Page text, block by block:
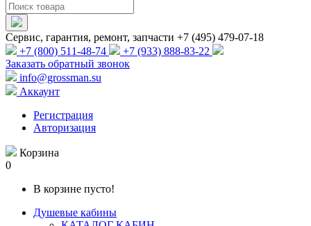
Сервис, гарантия, ремонт, запчасти +7 (495) 479-07-18
+7 (800) 511-48-74
+7 (933) 888-83-22
Заказать обратный звонок
info@grossman.su
Аккаунт
Регистрация
Авторизация
Корзина
0
В корзине пусто!
Душевые кабины